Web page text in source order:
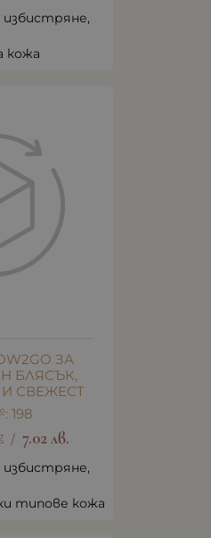
кожа
ЗА
БЛЯСЪК,
СВЕЖЕСТ
198
/ 7.02лв.
типове кожа